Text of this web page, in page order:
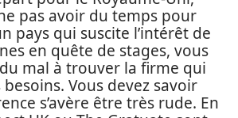
pas avoir du temps pour
pays qui suscite l’intérêt de
en quête de stages, vous
mal à trouver la firme qui
Vous devez savoir
s’avère être très rude. En